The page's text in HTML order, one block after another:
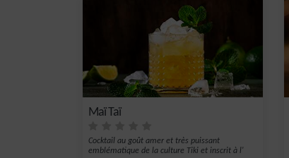
Maï Taï
Cocktail au goût amer et très puissant
emblématique de la culture Tiki et inscrit à l'